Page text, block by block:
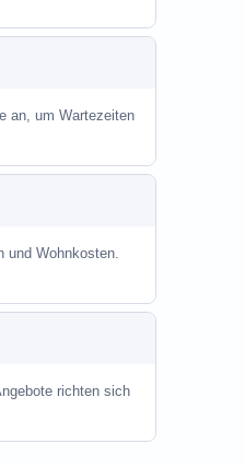
an, um Wartezeiten
und Wohnkosten.
richten sich